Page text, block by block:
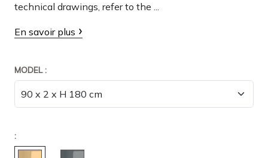
technical drawings, refer to the ...
En savoir plus
MODEL :
: